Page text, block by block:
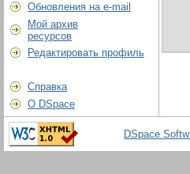
Обновления на e-mail
Мой архив
ресурсов
Редактировать профиль
Справка
О DSpace
DSpace